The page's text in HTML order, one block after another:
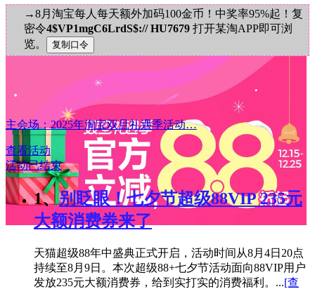
→8月淘宝每人每天额外加码100金币！中奖率95%起！复
密令4$VP1mgC6LrdS$:// HU7679 打开某淘APP即可浏
览。
主会场：2025年淘宝双旦礼遇季活动…
查看活动
活动已结束
1、 别眨眼！七夕节超级88VIP 235元
大额消费券来了
天猫超级88年中盛典正式开启，活动时间从8月4日20点
持续至8月9日。本次超级88+七夕节活动面向88VIP用户
发放235元大额消费券，给到实打实的消费福利。...[查